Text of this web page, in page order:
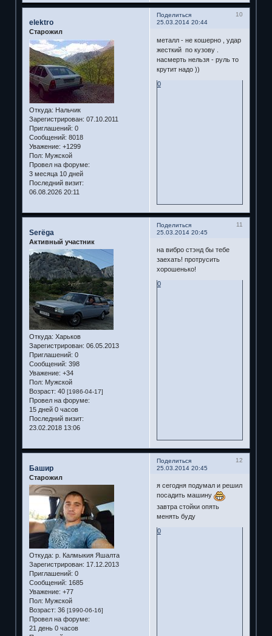
Поделиться
10
25.03.2014 20:44
elektro
Старожил
Откуда: Нальчик
Зарегистрирован: 07.10.2011
Приглашений: 0
Сообщений: 8018
Уважение: +1299
Пол: Мужской
Провел на форуме:
3 месяца 10 дней
Последний визит:
06.08.2026 20:11
металл - не кошерно , удар
жесткий по кузову .
насмерть нельзя - руль то
крутит надо ))
0
Поделиться
11
25.03.2014 20:45
Serёga
Активный участник
Откуда: Харьков
Зарегистрирован: 06.05.2013
Приглашений: 0
Сообщений: 398
Уважение: +34
Пол: Мужской
Возраст: 40 [1986-04-17]
Провел на форуме:
15 дней 0 часов
Последний визит:
23.02.2018 13:06
на вибро стэнд бы тебе
заехать! протрусить
хорошенько!
0
Поделиться
12
25.03.2014 20:45
Башир
Старожил
Откуда: р. Калмыкия Яшалта
Зарегистрирован: 17.12.2013
Приглашений: 0
Сообщений: 1685
Уважение: +77
Пол: Мужской
Возраст: 36 [1990-06-16]
Провел на форуме:
21 день 0 часов
я сегодня подумал и решил
посадить машину
завтра стойки опять
менять буду
0